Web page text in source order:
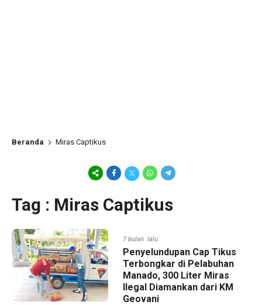
Beranda Miras Captikus
Tag : Miras Captikus
7 bulan lalu
Penyelundupan Cap Tikus
Terbongkar di Pelabuhan
Manado, 300 Liter Miras
Ilegal Diamankan dari KM
Geovani